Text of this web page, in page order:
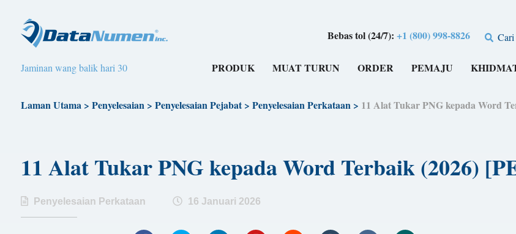
Bebas tol (24/7):+1 (800) 998-8826 Cari
Jaminan wang balik hari 30 PRODUK MUAT TURUN ORDER PEMAJU
Laman Utama> Penyelesaian> Penyelesaian Pejabat> Penyelesaian Perkataan> 11 Alat Tukar PNG kepada Word
11 Alat Tukar PNG kepada Word Terbaik (2026)
Penyelesaian Perkataan 16 Januari 2026